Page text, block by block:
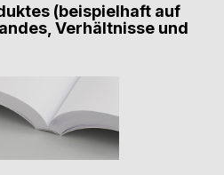
(beispielhaft auf
Verhältnisse und